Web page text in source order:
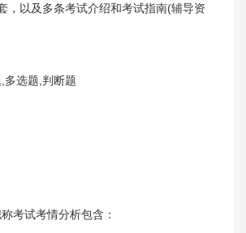
，以及多条考试介绍和考试指南(辅导资
多选题,判断题
考试考情分析包含：